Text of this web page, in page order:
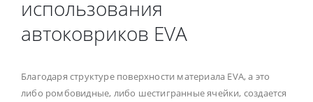
использования
автоковриков EVA
Благодаря структуре поверхности материала EVA, а это
либо ромбовидные, либо шестигранные ячейки, создается